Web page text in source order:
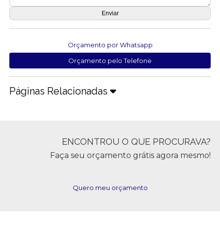
Orçamento por Whatsapp
Orçamento pelo Telefone
Páginas Relacionadas
ENCONTROU O QUE PROCURAVA?
Faça seu orçamento grátis agora mesmo!
Quero meu orçamento